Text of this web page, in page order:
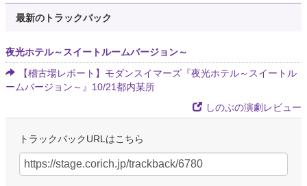
最新のトラックバック
夜光ホテル～スイートルームバージョン～
【稽古場レポート】モダンスイマーズ『夜光ホテル～スイートル
ームバージョン～』10/21都内某所
しのぶの演劇レビュー
トラックバックURLはこちら